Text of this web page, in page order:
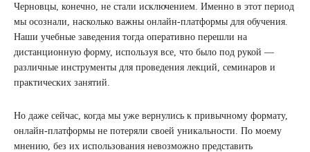
Черновцы, конечно, не стали исключением. Именно в этот период
мы осознали, насколько важны онлайн-платформы для обучения.
Наши учебные заведения тогда оперативно перешли на
дистанционную форму, используя все, что было под рукой —
различные инструменты для проведения лекций, семинаров и
практических занятий.
Но даже сейчас, когда мы уже вернулись к привычному формату,
онлайн-платформы не потеряли своей уникальности. По моему
мнению, без их использования невозможно представить